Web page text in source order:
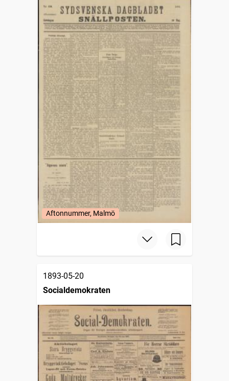
Aftonnummer, Malmö
1893-05-20
Socialdemokraten